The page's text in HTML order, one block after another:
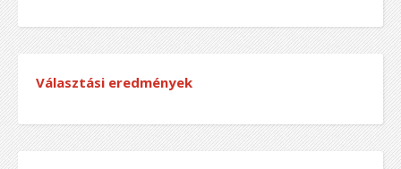
Választási eredmények